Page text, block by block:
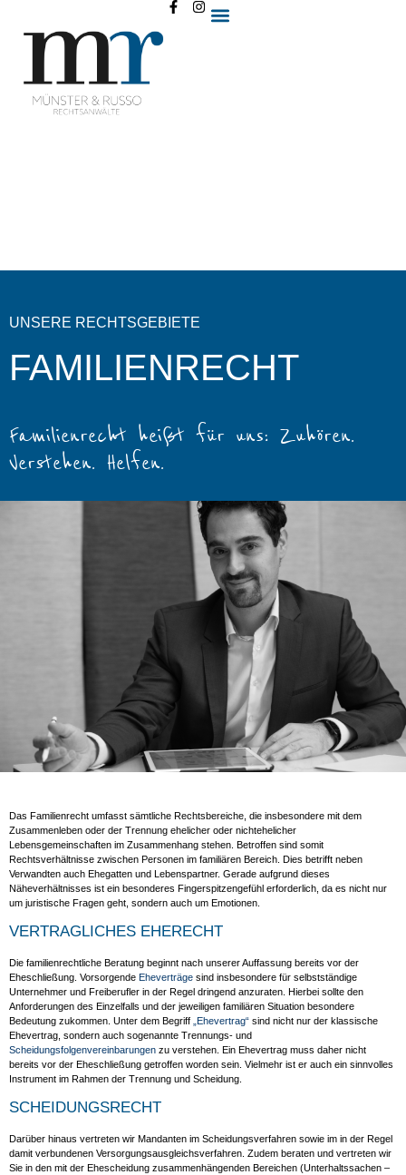
UNSERE RECHTSGEBIETE
FAMILIENRECHT
Familienrecht heißt für uns: Zuhören.
Verstehen. Helfen.
Das Familienrecht umfasst sämtliche Rechtsbereiche, die insbesondere mit dem
Zusammenleben oder der Trennung ehelicher oder nichtehelicher
Lebensgemeinschaften im Zusammenhang stehen. Betroffen sind somit
Rechtsverhältnisse zwischen Personen im familiären Bereich. Dies betrifft neben
Verwandten auch Ehegatten und Lebenspartner. Gerade aufgrund dieses
Näheverhältnisses ist ein besonderes Fingerspitzengefühl erforderlich, da es nicht nur
um juristische Fragen geht, sondern auch um Emotionen.
VERTRAGLICHES EHERECHT
Die familienrechtliche Beratung beginnt nach unserer Auffassung bereits vor der
Eheschließung. Vorsorgende Eheverträge sind insbesondere für selbstständige
Unternehmer und Freiberufler in der Regel dringend anzuraten. Hierbei sollte den
Anforderungen des Einzelfalls und der jeweiligen familiären Situation besondere
Bedeutung zukommen. Unter dem Begriff „Ehevertrag“ sind nicht nur der klassische
Ehevertrag, sondern auch sogenannte Trennungs- und
Scheidungsfolgenvereinbarungen zu verstehen. Ein Ehevertrag muss daher nicht
bereits vor der Eheschließung getroffen worden sein. Vielmehr ist er auch ein sinnvolles
Instrument im Rahmen der Trennung und Scheidung.
SCHEIDUNGSRECHT
Darüber hinaus vertreten wir Mandanten im Scheidungsverfahren sowie im in der Regel
damit verbundenen Versorgungsausgleichsverfahren. Zudem beraten und vertreten wir
Sie in den mit der Ehescheidung zusammenhängenden Bereichen (Unterhaltssachen –